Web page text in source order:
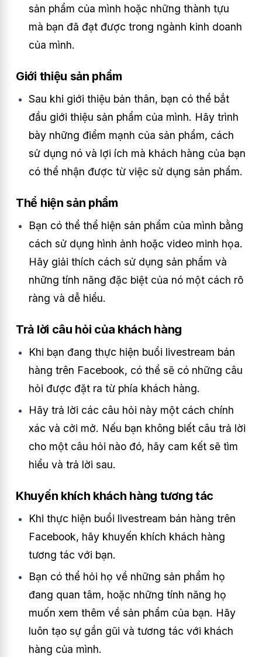
sản phẩm của mình hoặc những thành tựu
mà bạn đã đạt được trong ngành kinh doanh
của mình.
Giới thiệu sản phẩm
Sau khi giới thiệu bản thân, bạn có thể bắt
đầu giới thiệu sản phẩm của mình. Hãy trình
bày những điểm mạnh của sản phẩm, cách
sử dụng nó và lợi ích mà khách hàng của bạn
có thể nhận được từ việc sử dụng sản phẩm.
Thể hiện sản phẩm
Bạn có thể thể hiện sản phẩm của mình bằng
cách sử dụng hình ảnh hoặc video minh họa.
Hãy giải thích cách sử dụng sản phẩm và
những tính năng đặc biệt của nó một cách rõ
ràng và dễ hiểu.
Trả lời câu hỏi của khách hàng
Khi bạn đang thực hiện buổi livestream bán
hàng trên Facebook, có thể sẽ có những câu
hỏi được đặt ra từ phía khách hàng.
Hãy trả lời các câu hỏi này một cách chính
xác và cởi mở. Nếu bạn không biết câu trả lời
cho một câu hỏi nào đó, hãy cam kết sẽ tìm
hiểu và trả lời sau.
Khuyến khích khách hàng tương tác
Khi thực hiện buổi livestream bán hàng trên
Facebook, hãy khuyến khích khách hàng
tương tác với bạn.
Bạn có thể hỏi họ về những sản phẩm họ
đang quan tâm, hoặc những tính năng họ
muốn xem thêm về sản phẩm của bạn. Hãy
luôn tạo sự gần gũi và tương tác với khách
hàng của mình.